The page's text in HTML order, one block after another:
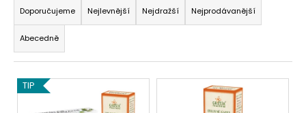
a
z
e
n
í
Doporučujeme Nejlevnější Nejdražší Nejprodávanější
Abecedně
V
ý
TIP